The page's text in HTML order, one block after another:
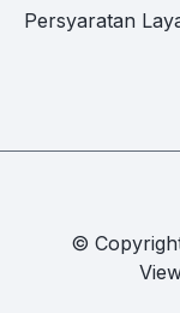
Persyaratan
©